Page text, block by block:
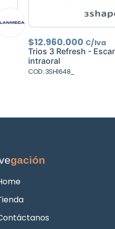
$12.960.000 C/Iva
Trios 3 Refresh -
intraoral
COD: 3SH1648_
gación